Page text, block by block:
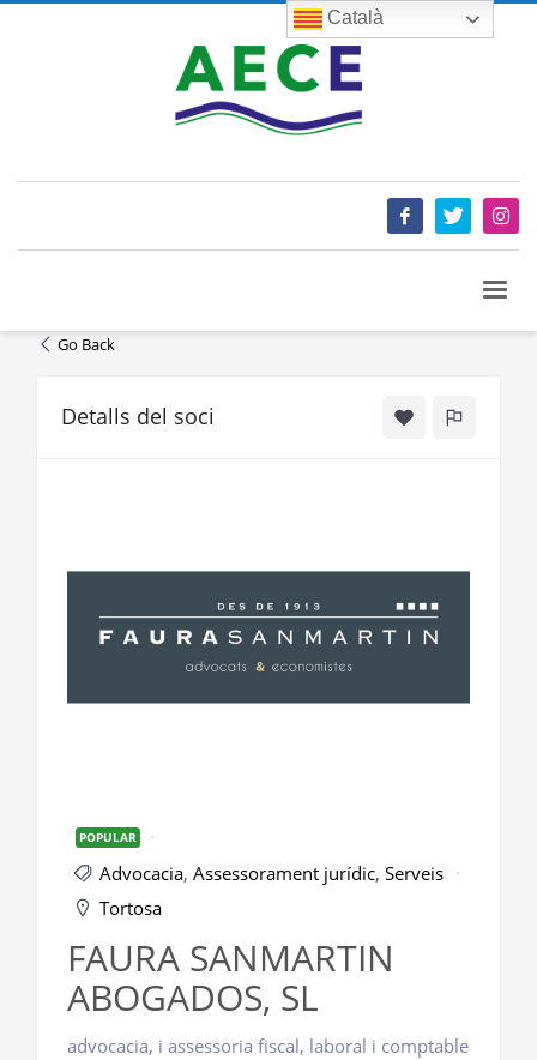
Go Back
Detalls del soci
POPULAR
Advocacia, Assessorament jurídic, Serveis
Tortosa
FAURA SANMARTIN
ABOGADOS, SL
advocacia, i assessoria fiscal, laboral i comptable
Català